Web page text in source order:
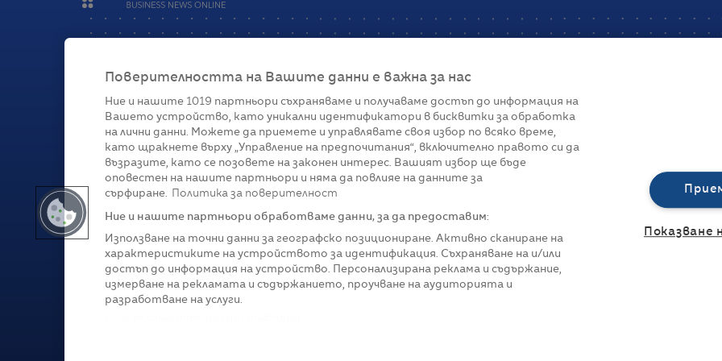
Категории
ГлобалноБизнесТехнологииСтратегииЖивот
Реклама
За нас
Политика за
Управление на
Поверителността на Вашите данни е важна за нас
Ние и нашите 1019 партньори съхраняваме и получаваме достъп до информация на
Вашето устройство, като уникални идентификатори в бисквитки за обработка
на лични данни. Можете да приемете и управлявате своя избор по всяко време,
като щракнете върху „Управление на предпочитания“, включително правото си да
възразите, като се позовете на законен интерес. Вашият избор ще бъде
оповестен на нашите партньори и няма да повлияе на данните за
сърфиране.
Политика за поверителност
Ние и нашите партньори обработваме данни, за да предоставим:
Използване на точни данни за географско позициониране. Активно сканиране на
характеристиките на устройството за идентификация. Съхраняване на и/или
достъп до информация на устройство. Персонализирана реклама и съдържание,
измерване на рекламата и съдържанието, проучване на аудиторията и
разработване на услуги.
Показване